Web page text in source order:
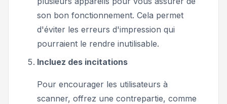
son bon fonctionnement. Cela permet
d'éviter les erreurs d'impression qui
pourraient le rendre inutilisable.
Incluez des incitations
Pour encourager les utilisateurs à
scanner, offrez une contrepartie, comme